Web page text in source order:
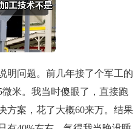
明问题。前几年接了个军工的
米。我当时傻眼了，直接跑
方案，花了大概60来万。结果